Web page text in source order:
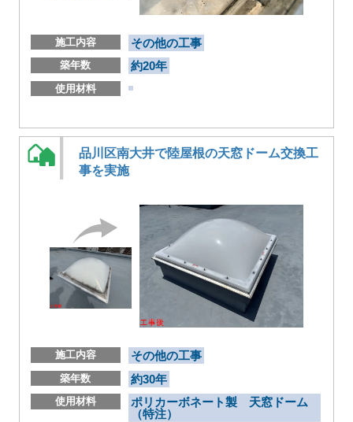
施工内容 その他の工事
築年数 約20年
使用材料
品川区南大井で陸屋根の天窓ドーム交換工
事を実施
施工内容 その他の工事
築年数 約30年
使用材料
ポリカーボネート製 天窓ドーム
（特注）